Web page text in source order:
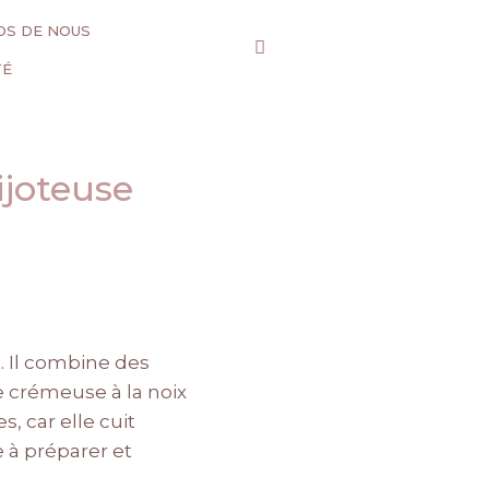
DE NOUS
Il combine des
à la noix
car elle cuit
à préparer et